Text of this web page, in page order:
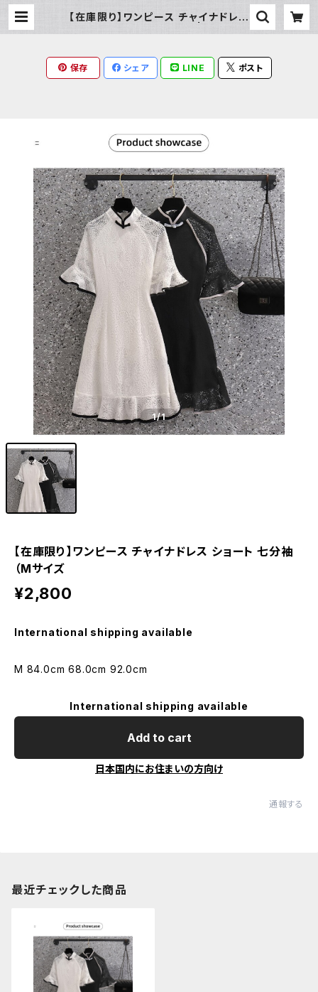
【在庫限り】ワンピース チャイナドレス
保存 シェア LINE ポスト
1/1
【在庫限り】ワンピース チャイナドレス ショート 七分袖
（Mサイズ
¥2,800
International shipping available
M 84.0cm 68.0cm 92.0cm
International shipping available
Add to cart
日本国内にお住まいの方向け
通報する
最近チェックした商品